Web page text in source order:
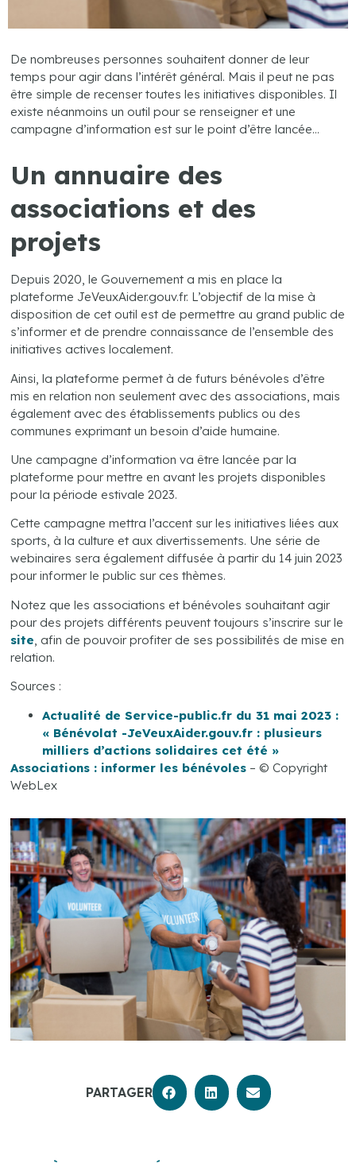
De nombreuses personnes souhaitent donner de leur
temps pour agir dans l’intérêt général. Mais il peut ne pas
être simple de recenser toutes les initiatives disponibles. Il
existe néanmoins un outil pour se renseigner et une
campagne d’information est sur le point d’être lancée…
Un annuaire des
associations et des
projets
Depuis 2020, le Gouvernement a mis en place la
plateforme JeVeuxAider.gouv.fr. L’objectif de la mise à
disposition de cet outil est de permettre au grand public de
s’informer et de prendre connaissance de l’ensemble des
initiatives actives localement.
Ainsi, la plateforme permet à de futurs bénévoles d’être
mis en relation non seulement avec des associations, mais
également avec des établissements publics ou des
communes exprimant un besoin d’aide humaine.
Une campagne d’information va être lancée par la
plateforme pour mettre en avant les projets disponibles
pour la période estivale 2023.
Cette campagne mettra l’accent sur les initiatives liées aux
sports, à la culture et aux divertissements. Une série de
webinaires sera également diffusée à partir du 14 juin 2023
pour informer le public sur ces thèmes.
Notez que les associations et bénévoles souhaitant agir
pour des projets différents peuvent toujours s’inscrire sur le
site , afin de pouvoir profiter de ses possibilités de mise en
relation.
Sources :
Actualité de Service-public.fr du 31 mai 2023 :
« Bénévolat -JeVeuxAider.gouv.fr : plusieurs
milliers d’actions solidaires cet été »
Associations : informer les bénévoles – © Copyright
WebLex
PARTAGER